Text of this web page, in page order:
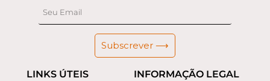
INFORMAÇÃO LEGAL
LINKS ÚTEIS
Subscrever ⟶